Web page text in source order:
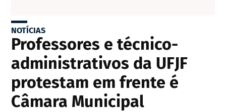
NOTÍCIAS
Professores e técnico-
administrativos da UFJF
protestam em frente é
Câmara Municipal